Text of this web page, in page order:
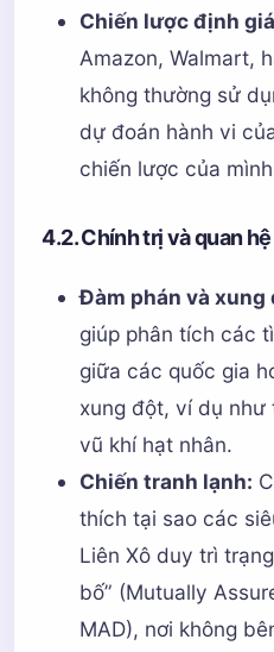
Chiến lược định
Amazon, Walmart,
không thường sử
dự đoán hành vi
chiến lược của
4.2. Chính trị và quan
Đàm phán và xung
giúp phân tích các
giữa các quốc gia
xung đột, ví dụ như
vũ khí hạt nhân.
Chiến tranh lạnh:
thích tại sao các
Liên Xô duy trì
bố” (Mutually
MAD), nơi không